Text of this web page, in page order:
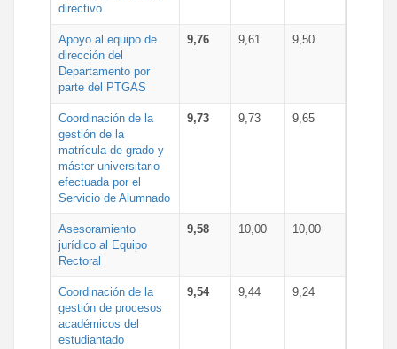
directivo
Apoyo al equipo de
dirección del
Departamento por
parte del PTGAS
9,76 9,61 9,50
Coordinación de la
gestión de la
matrícula de grado y
máster universitario
efectuada por el
Servicio de Alumnado
9,73 9,73 9,65
Asesoramiento
jurídico al Equipo
Rectoral
9,58 10,00 10,00
Coordinación de la
gestión de procesos
académicos del
estudiantado
9,54 9,44 9,24